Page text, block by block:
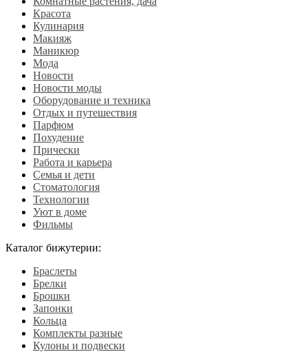
Красота
Кулинария
Макияж
Маникюр
Мода
Новости
Новости моды
Оборудование и техника
Отдых и путешествия
Парфюм
Похудение
Прически
Работа и карьера
Семья и дети
Стоматология
Технологии
Уют в доме
Фильмы
Каталог бижутерии:
Браслеты
Брелки
Брошки
Запонки
Кольца
Комплекты разные
Кулоны и подвески